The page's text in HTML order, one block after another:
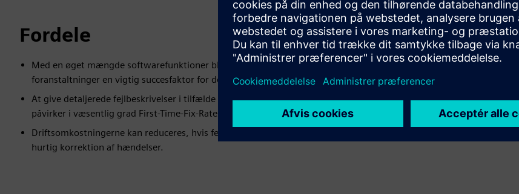
Fordele
Med en øget mængde softwarefunktioner bliver styring og distribution af fejlkoder og relaterede korrigerende
foranstaltninger en vigtig succesfaktor for den nyeste serviceydelse.
At give detaljerede fejlbeskrivelser i tilfælde af hændelser sammen med den rigtige foranstaltning og handlingsplan
påvirker i væsentlig grad First-Time-Fix-Rates
Driftsomkostningerne kan reduceres, hvis fejlbeskrivelser og deres korrigerende foranstaltninger resulterer i en
hurtig korrektion af hændelser.